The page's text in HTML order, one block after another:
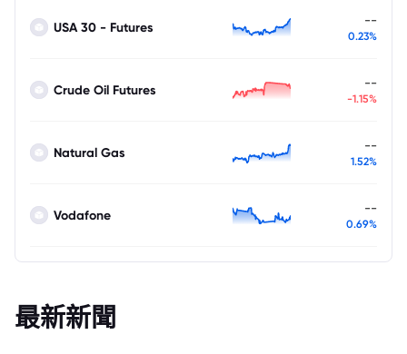
USA 30 - Futures --
0.23%
Crude Oil Futures --
-1.15%
Natural Gas --
1.52%
Vodafone --
0.69%
最新新聞